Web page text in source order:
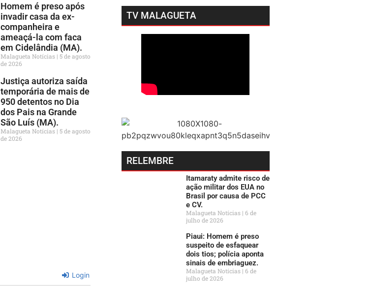
Homem é preso após
invadir casa da ex-
companheira e
ameaçá-la com faca
em Cidelândia (MA).
Malagueta Notícias 5 de agosto
de 2026
Justiça autoriza saída
temporária de mais de
950 detentos no Dia
dos Pais na Grande
São Luís (MA).
Malagueta Notícias 5 de agosto
de 2026
Login
TV MALAGUETA
RELEMBRE
Itamaraty admite risco de
ação militar dos EUA no
Brasil por causa de PCC
e CV.
Malagueta Notícias 6 de
julho de 2026
Piaui: Homem é preso
suspeito de esfaquear
dois tios; polícia aponta
sinais de embriaguez.
Malagueta Notícias 6 de
julho de 2026